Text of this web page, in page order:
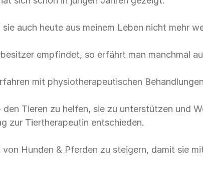
auch heute aus meinem Leben nicht mehr
empfindet, so erfährt man manchmal
mit physiotherapeutischen
Tieren zu helfen, sie zu unterstützen und
zur Tiertherapeutin entschieden.
Hunden & Pferden zu steigern, damit sie